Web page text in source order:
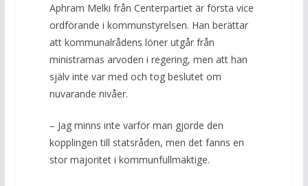
Aphram Melki från Centerpartiet är första vice
ordförande i kommunstyrelsen. Han berättar
att kommunalrådens löner utgår från
ministrarnas arvoden i regering, men att han
själv inte var med och tog beslutet om
nuvarande nivåer.
– Jag minns inte varför man gjorde den
kopplingen till statsråden, men det fanns en
stor majoritet i kommunfullmäktige.